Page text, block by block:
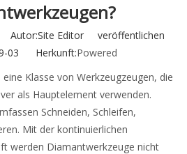
Autor:Site Editor veröffentlichen
03 Herkunft:Powered
eine Klasse von Werkzeugzeugen, die
als Hauptelement verwenden.
Schneiden, Schleifen,
Mit der kontinuierlichen
werden Diamantwerkzeuge nicht